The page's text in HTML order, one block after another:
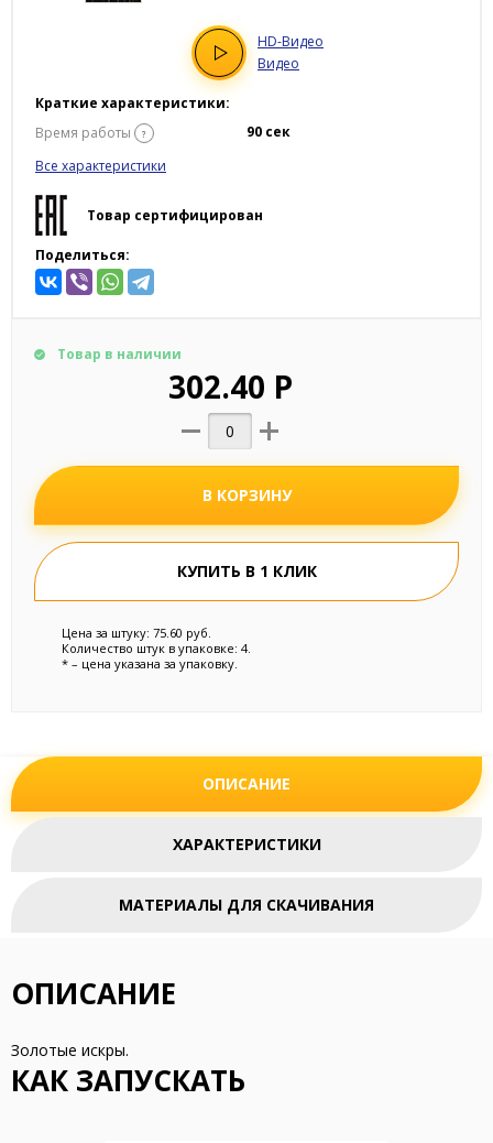
HD-Видео
Видео
Краткие характеристики:
Время работы
?
90 сек
Все характеристики
Товар сертифицирован
Поделиться:
Товар в наличии
302.40 Р
В КОРЗИНУ
КУПИТЬ В 1 КЛИК
Цена за штуку: 75.60 руб.
Количество штук в упаковке: 4.
* – цена указана за упаковку.
ОПИСАНИЕ
ХАРАКТЕРИСТИКИ
МАТЕРИАЛЫ ДЛЯ СКАЧИВАНИЯ
ОПИСАНИЕ
Золотые искры.
КАК ЗАПУСКАТЬ